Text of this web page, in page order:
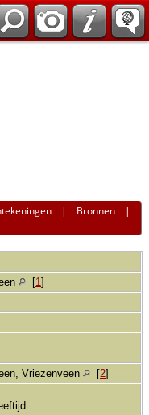
| Bronnen |
[1 ]
Vriezenveen [2]